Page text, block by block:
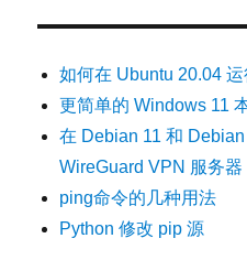
如何在 Ubuntu 20.04
更简单的 Windows 11
在 Debian 11 和
WireGuard VPN 服务器
ping命令的几种用法
Python 修改 pip 源